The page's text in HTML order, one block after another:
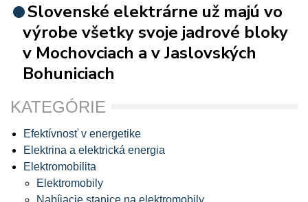
Slovenské elektrárne už majú vo
výrobe všetky svoje jadrové bloky
v Mochovciach a v Jaslovských
Bohuniciach
KATEGÓRIE
Efektívnosť v energetike
Elektrina a elektrická energia
Elektromobilita
Elektromobily
Nabíjacie stanice na elektromobily